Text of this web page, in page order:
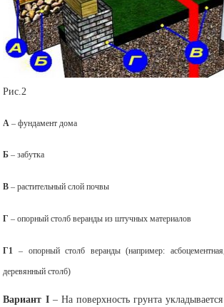
Рис.2
А – фундамент дома
Б – забутка
В – растительный слой почвы
Г – опорный столб веранды из штучных материалов
Г1 – опорный столб веранды (например:
деревянный столб)
Вариант I – На поверхность грунта